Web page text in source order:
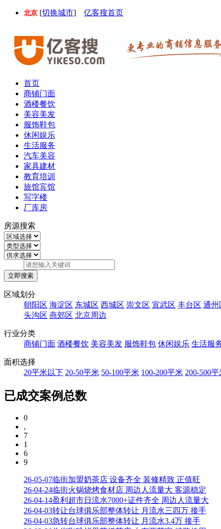
北京 [切换城市] 亿客搜首页
首页
商铺门面
酒楼餐饮
美容美发
服饰鞋包
休闲娱乐
生活服务
汽车美容
家具建材
教育培训
旅馆宾馆
写字楼
厂库房
房源搜索
区域划分
朝阳区 海淀区 东城区 西城区 崇文区 宣武区 丰台区 通州
头沟区 燕郊区 北京周边
行业分类
商铺门面 酒楼餐饮 美容美发 服饰鞋包 休闲娱乐 生活服
面积选择
20平米以下 20-50平米 50-100平米 100-200平米 200-500平
已成交案例总数
0
,
7
1
6
9
26-05-07临街加盟奶茶店 设备齐全 装修精致 正值旺
26-04-24临街火锅烧烤食材店 周边人流量大 客源稳定
26-04-14盈利超市日流水7000+证件齐全 周边人流量大
26-04-03转让台球俱乐部整体转让 月流水三四万 接手
26-04-03急转台球俱乐部整体转让 月流水3.4万 接手